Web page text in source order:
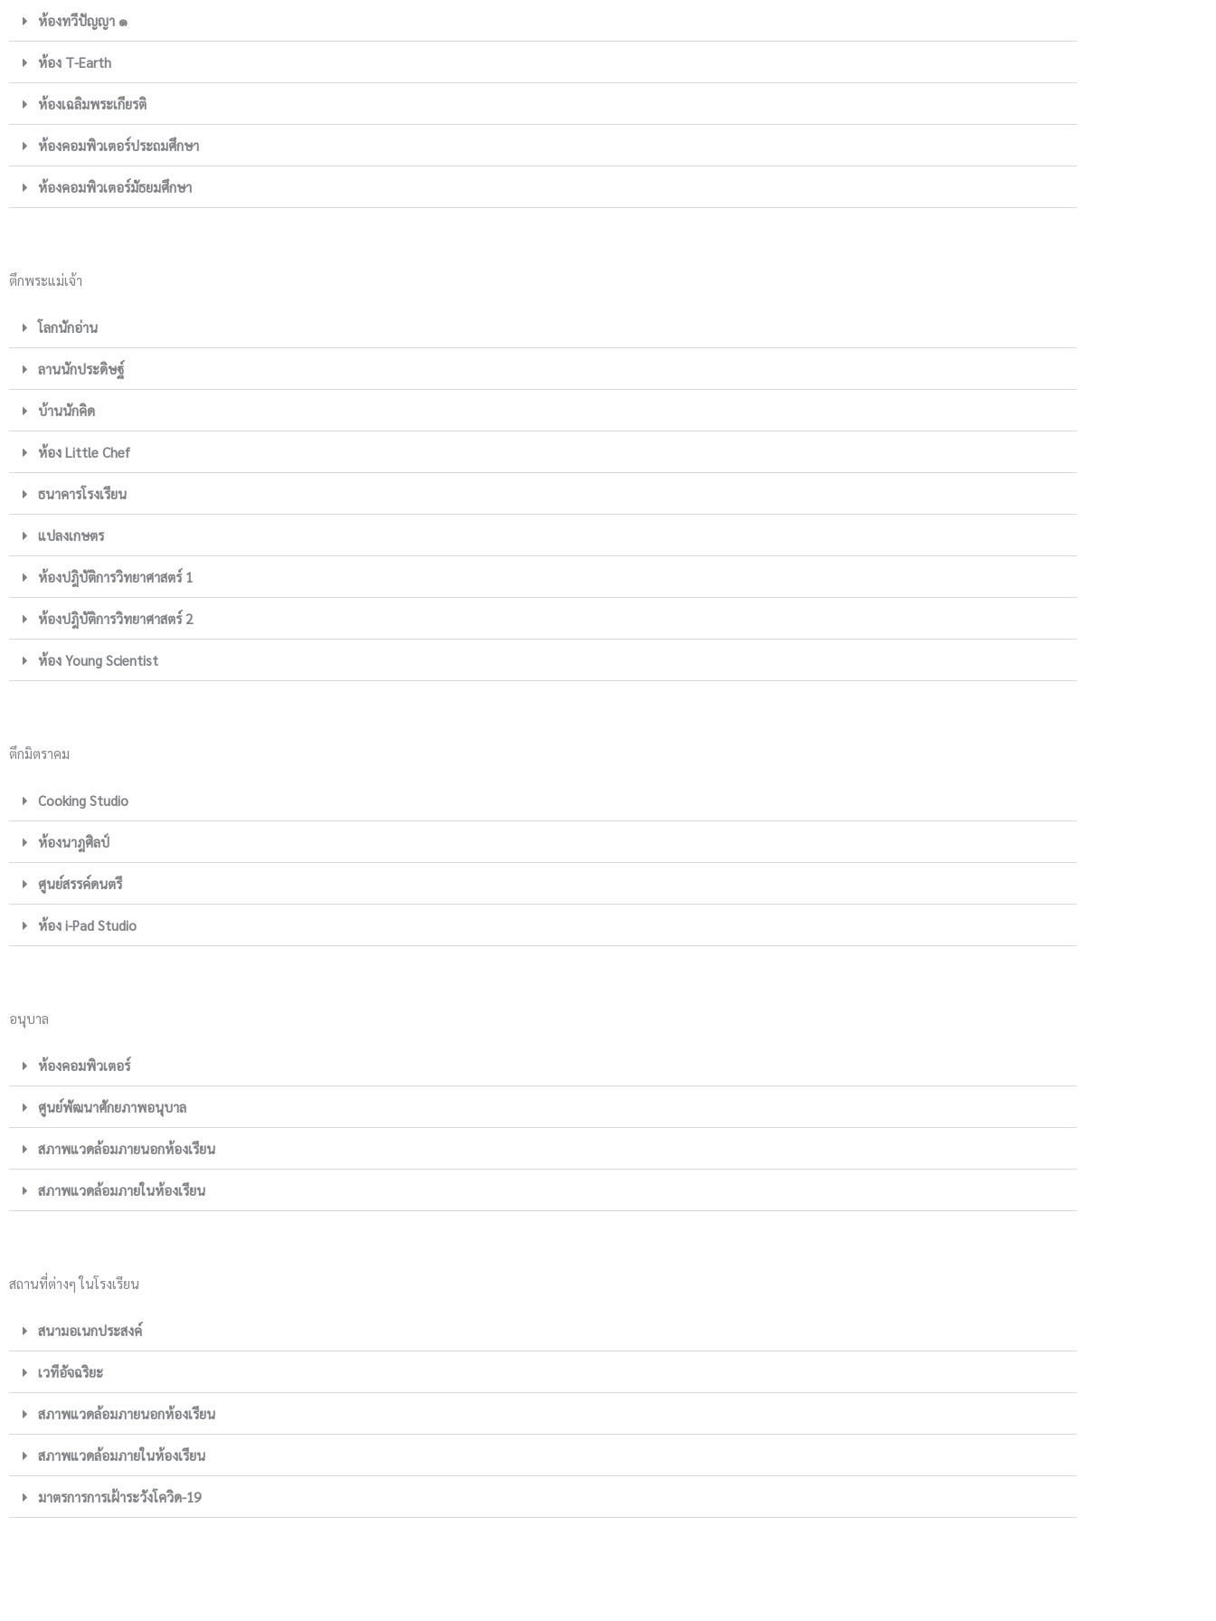
ห้องทวีปัญญา ๑
ห้อง T-Earth
ห้องเฉลิมพระเกียรติ
ห้องคอมพิวเตอร์ประถมศึกษา
ห้องคอมพิวเตอร์มัธยมศึกษา
ตึกพระแม่เจ้า
โลกนักอ่าน
ลานนักประดิษฐ์
บ้านนักคิด
ห้อง Little Chef
ธนาคารโรงเรียน
แปลงเกษตร
ห้องปฎิบัติการวิทยาศาสตร์ 1
ห้องปฎิบัติการวิทยาศาสตร์ 2
ห้อง Young Scientist
ตึกมิตราคม
Cooking Studio
ห้องนาฎศิลป์
ศูนย์สรรค์ดนตรี
ห้อง i-Pad Studio
อนุบาล
ห้องคอมพิวเตอร์
ศูนย์พัฒนาศักยภาพอนุบาล
สภาพแวดล้อมภายนอกห้องเรียน
สภาพแวดล้อมภายในห้องเรียน
สถานที่ต่างๆ ในโรงเรียน
สนามอเนกประสงค์
เวทีอัจฉริยะ
สภาพแวดล้อมภายนอกห้องเรียน
สภาพแวดล้อมภายในห้องเรียน
มาตรการการเฝ้าระวังโควิด-19